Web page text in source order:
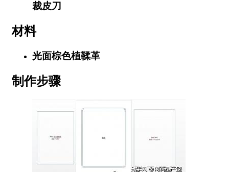
裁皮刀
材料
光面棕色植鞣革
制作步骤